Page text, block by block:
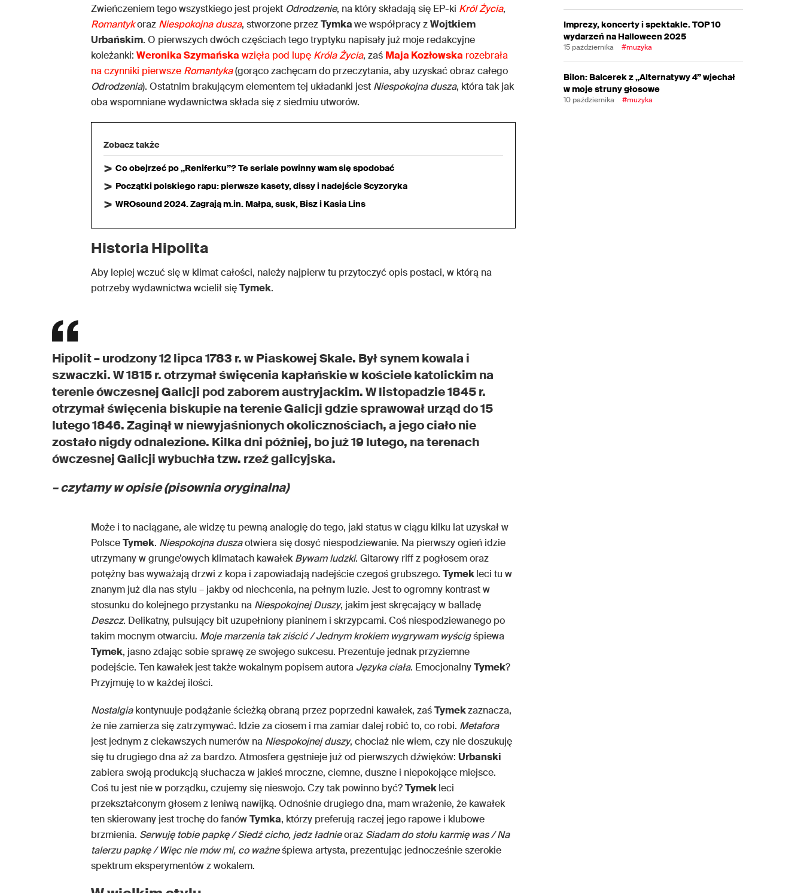
Zwieńczeniem tego wszystkiego jest projekt Odrodzenie, na który składają się EP-ki Król Życia,
Romantykoraz Niespokojna dusza, stworzone przezTymkawe współpracy zWojtkiem
Urbańskim. O pierwszych dwóch częściach tego tryptyku napisały już moje redakcyjne
koleżanki: Weronika Szymańska wzięła pod lupę Króla Życia, zaś Maja Kozłowska rozebrała
na czynniki pierwsze Romantyka(gorąco zachęcam do przeczytania, aby uzyskać obraz całego
Odrodzenia). Ostatnim brakującym elementem tej układanki jest Niespokojna dusza, która tak jak
oba wspomniane wydawnictwa składa się z siedmiu utworów.
Zobacz także
Co obejrzeć po „Reniferku”? Te seriale powinny wam się spodobać
Początki polskiego rapu: pierwsze kasety, dissy i nadejście Scyzoryka
WROsound 2024. Zagrają m.in. Małpa, susk, Bisz i Kasia Lins
Historia Hipolita
Aby lepiej wczuć się w klimat całości, należy najpierw tu przytoczyć opis postaci, w którą na
potrzeby wydawnictwa wcielił sięTymek.
Hipolit – urodzony 12 lipca 1783 r. w Piaskowej Skale. Był synem kowala i
szwaczki. W 1815 r. otrzymał święcenia kapłańskie w kościele katolickim na
terenie ówczesnej Galicji pod zaborem austryjackim. W listopadzie 1845 r.
otrzymał święcenia biskupie na terenie Galicji gdzie sprawował urząd do 15
lutego 1846. Zaginął w niewyjaśnionych okolicznościach, a jego ciało nie
zostało nigdy odnalezione. Kilka dni później, bo już 19 lutego, na terenach
ówczesnej Galicji wybuchła tzw. rzeź galicyjska.
– czytamy w opisie (pisownia oryginalna)
Może i to naciągane, ale widzę tu pewną analogię do tego, jaki status w ciągu kilku lat uzyskał w
PolsceTymek. Niespokojna duszaotwiera się dosyć niespodziewanie. Na pierwszy ogień idzie
utrzymany w grunge’owych klimatach kawałekBywam ludzki. Gitarowy riff z pogłosem oraz
potężny bas wyważają drzwi z kopa i zapowiadają nadejście czegoś grubszego. Tymekleci tu w
znanym już dla nas stylu – jakby od niechcenia, na pełnym luzie. Jest to ogromny kontrast w
stosunku do kolejnego przystanku na Niespokojnej Duszy, jakim jest skręcający w balladę
Deszcz. Delikatny, pulsujący bit uzupełniony pianinem i skrzypcami. Coś niespodziewanego po
takim mocnym otwarciu. Moje marzenia takziścić / Jednym krokiem wygrywam wyścigśpiewa
Tymek, jasno zdając sobie sprawę ze swojego sukcesu. Prezentuje jednak przyziemne
podejście. Ten kawałek jest także wokalnym popisem autora Języka ciała. EmocjonalnyTymek?
Przyjmuję to w każdej ilości.
Nostalgiakontynuuje podążanie ścieżką obraną przez poprzedni kawałek, zaśTymekzaznacza,
że nie zamierza się zatrzymywać. Idzie za ciosem i ma zamiar dalej robić to, co robi. Metafora
jest jednym z ciekawszych numerów na Niespokojnej duszy, chociaż nie wiem, czy nie doszukuję
się tu drugiego dna aż za bardzo. Atmosfera gęstnieje już od pierwszych dźwięków: Urbanski
zabiera swoją produkcją słuchacza w jakieś mroczne, ciemne, duszne i niepokojące miejsce.
Coś tu jest nie w porządku, czujemy się nieswojo. Czy tak powinno być?Tymekleci
przekształconym głosem z leniwą nawijką. Odnośnie drugiego dna, mam wrażenie, że kawałek
ten skierowany jest trochę do fanówTymka, którzy preferują raczej jego rapowe i klubowe
brzmienia. Serwuję tobie papkę / Siedź cicho, jedz ładnieoraz Siadam do stołu karmię was / Na
talerzu papkę / Więc nie mów mi, co ważneśpiewa artysta, prezentując jednocześnie szerokie
spektrum eksperymentów z wokalem.
Imprezy, koncerty i spektakle. TOP 10
wydarzeń na Halloween 2025
15 października #muzyka
Bilon: Balcerek z „Alternatywy 4” wjechał
w moje struny głosowe
10 października #muzyka